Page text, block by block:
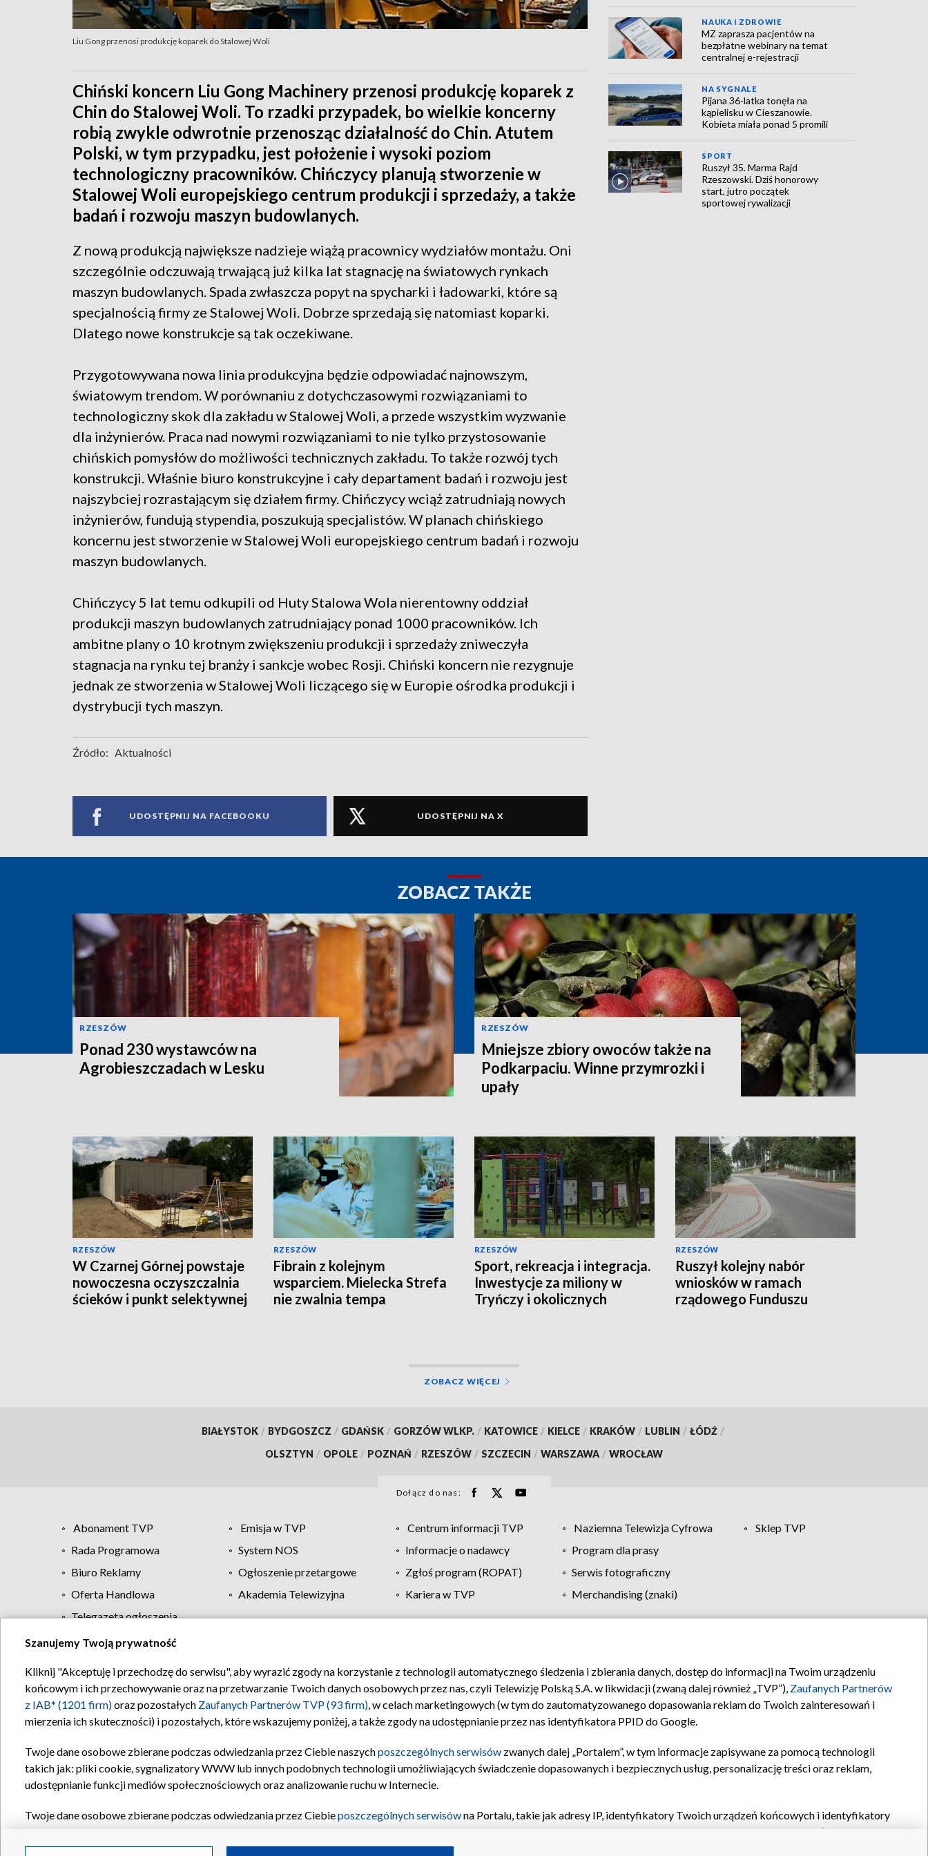
Liu Gong przenosi produkcję koparek do Stalowej Woli
Chiński koncern Liu Gong Machinery przenosi produkcję koparek z
Chin do Stalowej Woli. To rzadki przypadek, bo wielkie koncerny
robią zwykle odwrotnie przenosząc działalność do Chin. Atutem
Polski, w tym przypadku, jest położenie i wysoki poziom
technologiczny pracowników. Chińczycy planują stworzenie w
Stalowej Woli europejskiego centrum produkcji i sprzedaży, a także
badań i rozwoju maszyn budowlanych.
Z nową produkcją największe nadzieje wiążą pracownicy wydziałów montażu. Oni
szczególnie odczuwają trwającą już kilka lat stagnację na światowych rynkach
maszyn budowlanych. Spada zwłaszcza popyt na spycharki i ładowarki, które są
specjalnością firmy ze Stalowej Woli. Dobrze sprzedają się natomiast koparki.
Dlatego nowe konstrukcje są tak oczekiwane.
Przygotowywana nowa linia produkcyjna będzie odpowiadać najnowszym,
światowym trendom. W porównaniu z dotychczasowymi rozwiązaniami to
technologiczny skok dla zakładu w Stalowej Woli, a przede wszystkim wyzwanie
dla inżynierów. Praca nad nowymi rozwiązaniami to nie tylko przystosowanie
chińskich pomysłów do możliwości technicznych zakładu. To także rozwój tych
konstrukcji. Właśnie biuro konstrukcyjne i cały departament badań i rozwoju jest
najszybciej rozrastającym się działem firmy. Chińczycy wciąż zatrudniają nowych
inżynierów, fundują stypendia, poszukują specjalistów. W planach chińskiego
koncernu jest stworzenie w Stalowej Woli europejskiego centrum badań i rozwoju
maszyn budowlanych.
Chińczycy 5 lat temu odkupili od Huty Stalowa Wola nierentowny oddział
produkcji maszyn budowlanych zatrudniający ponad 1000 pracowników. Ich
ambitne plany o 10 krotnym zwiększeniu produkcji i sprzedaży zniweczyła
stagnacja na rynku tej branży i sankcje wobec Rosji. Chiński koncern nie rezygnuje
jednak ze stworzenia w Stalowej Woli liczącego się w Europie ośrodka produkcji i
dystrybucji tych maszyn.
Źródło: Aktualności
UDOSTĘPNIJ NA FACEBOOKU UDOSTĘPNIJ NA X
NAUKA I ZDROWIE
MZ zaprasza pacjentów na
bezpłatne webinary na temat
centralnej e-rejestracji
NA SYGNALE
Pijana 36-latka tonęła na
kąpielisku w Cieszanowie.
Kobieta miała ponad 5 promili
SPORT
Ruszył 35. Marma Rajd
Rzeszowski. Dziś honorowy
start, jutro początek
sportowej rywalizacji
ZOBACZ TAKŻE
RZESZÓW
Ponad 230 wystawców na
Agrobieszczadach w Lesku
RZESZÓW
Mniejsze zbiory owoców także na
Podkarpaciu. Winne przymrozki i
upały
RZESZÓW
W Czarnej Górnej powstaje
nowoczesna oczyszczalnia
ścieków i punkt selektywnej
RZESZÓW
Fibrain z kolejnym
wsparciem. Mielecka Strefa
nie zwalnia tempa
RZESZÓW
Sport, rekreacja i integracja.
Inwestycje za miliony w
Tryńczy i okolicznych
RZESZÓW
Ruszył kolejny nabór
wniosków w ramach
rządowego Funduszu
ZOBACZ WIĘCEJ
BIAŁYSTOK / BYDGOSZCZ / GDAŃSK / GORZÓW WLKP. / KATOWICE / KIELCE / KRAKÓW / LUBLIN / ŁÓDŹ /
OLSZTYN / OPOLE / POZNAŃ / RZESZÓW / SZCZECIN / WARSZAWA / WROCŁAW
Dołącz do nas:
Abonament TVP Emisja w TVP Centrum informacji TVP Naziemna Telewizja Cyfrowa
Sklep TVP
Rada Programowa
System NOS Informacje o nadawcy
Program dla prasy
Biuro Reklamy
Ogłoszenie przetargowe Zgłoś program (ROPAT)
Serwis fotograficzny
Oferta Handlowa
Akademia Telewizyjna Kariera w TVP
Merchandising (znaki)
Telegazeta ogłoszenia
Regulamin TVP Polityka prywatności Moje zgody Pomoc Biuro reklamy Kontakt
Szanujemy Twoją prywatność
Kliknij "Akceptuję i przechodzę do serwisu", aby wyrazić zgody na korzystanie z technologii automatycznego śledzenia i zbierania danych, dostęp do informacji na Twoim urządzeniu
końcowym i ich przechowywanie oraz na przetwarzanie Twoich danych osobowych przez nas, czyli Telewizję Polską S.A. w likwidacji (zwaną dalej również „TVP”), Zaufanych Partnerów
z IAB* (1201 firm)oraz pozostałych Zaufanych Partnerów TVP (93 firm), w celach marketingowych (w tym do zautomatyzowanego dopasowania reklam do Twoich zainteresowań i
mierzenia ich skuteczności) i pozostałych, które wskazujemy poniżej, a także zgody na udostępnianie przez nas identyfikatora PPID do Google.
Twoje dane osobowe zbierane podczas odwiedzania przez Ciebie naszychposzczególnych serwisów zwanych dalej „Portalem”, w tym informacje zapisywane za pomocą technologii
takich jak: pliki cookie, sygnalizatory WWW lub innych podobnych technologii umożliwiających świadczenie dopasowanych i bezpiecznych usług, personalizację treści oraz reklam,
udostępnianie funkcji mediów społecznościowych oraz analizowanie ruchu w Internecie.
Twoje dane osobowe zbierane podczas odwiedzania przez Ciebieposzczególnych serwisówna Portalu, takie jak adresy IP, identyfikatory Twoich urządzeń końcowych i identyfikatory
oraz pozostałych
Partnerów TVPdla realizacji następujących celów i funkcji: przechowywania informacji na urządzeniu lub dostęp do nich, wyboru podstawowych reklam, wyboru spersonalizowanych